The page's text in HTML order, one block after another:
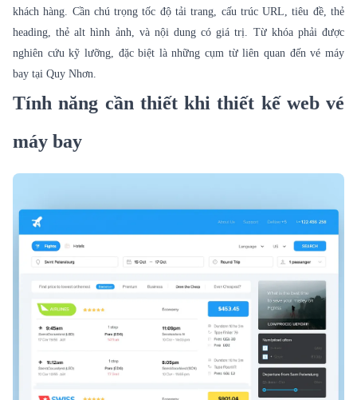
khách hàng. Cần chú trọng tốc độ tải trang, cấu trúc URL, tiêu đề, thẻ
heading, thẻ alt hình ảnh, và nội dung có giá trị. Từ khóa phải được
nghiên cứu kỹ lưỡng, đặc biệt là những cụm từ liên quan đến vé máy
bay tại Quy Nhơn.
Tính năng cần thiết khi thiết kế web vé
máy bay